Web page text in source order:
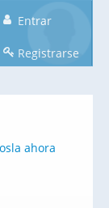
Entrar
Registrarse
ahora